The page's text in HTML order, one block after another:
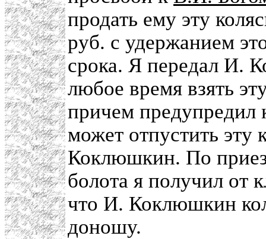
продать ему эту
руб. с удержанием
срока. Я передал И.
любое время взять
причем предупредил
может отпустить эту
Коклюшкин. По
болота я получил от
что И. Коклюшкин
доношу.